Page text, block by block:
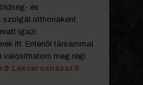
és
otthonaként.
igazi
itt. Enteriőr társammal
meg régi
Lekvárosházat®